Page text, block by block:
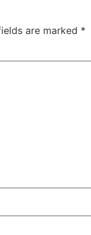
are marked *